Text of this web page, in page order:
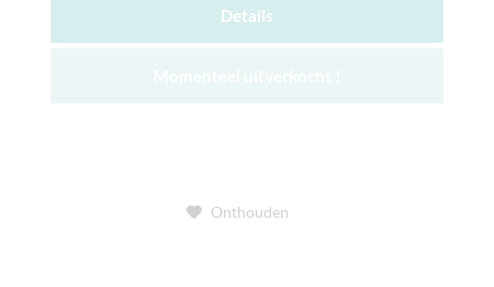
Details
Onthouden